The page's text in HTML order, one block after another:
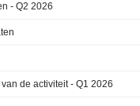
- Q2 2026
de activiteit - Q1 2026